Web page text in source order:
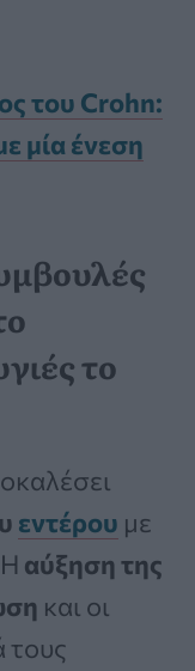
του Crohn:
μία ένεση
το
εντέρου με
αύξηση της
και οι
τους